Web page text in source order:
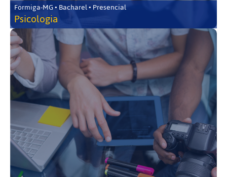
Formiga-MG • Bacharel • Presencial
Psicologia